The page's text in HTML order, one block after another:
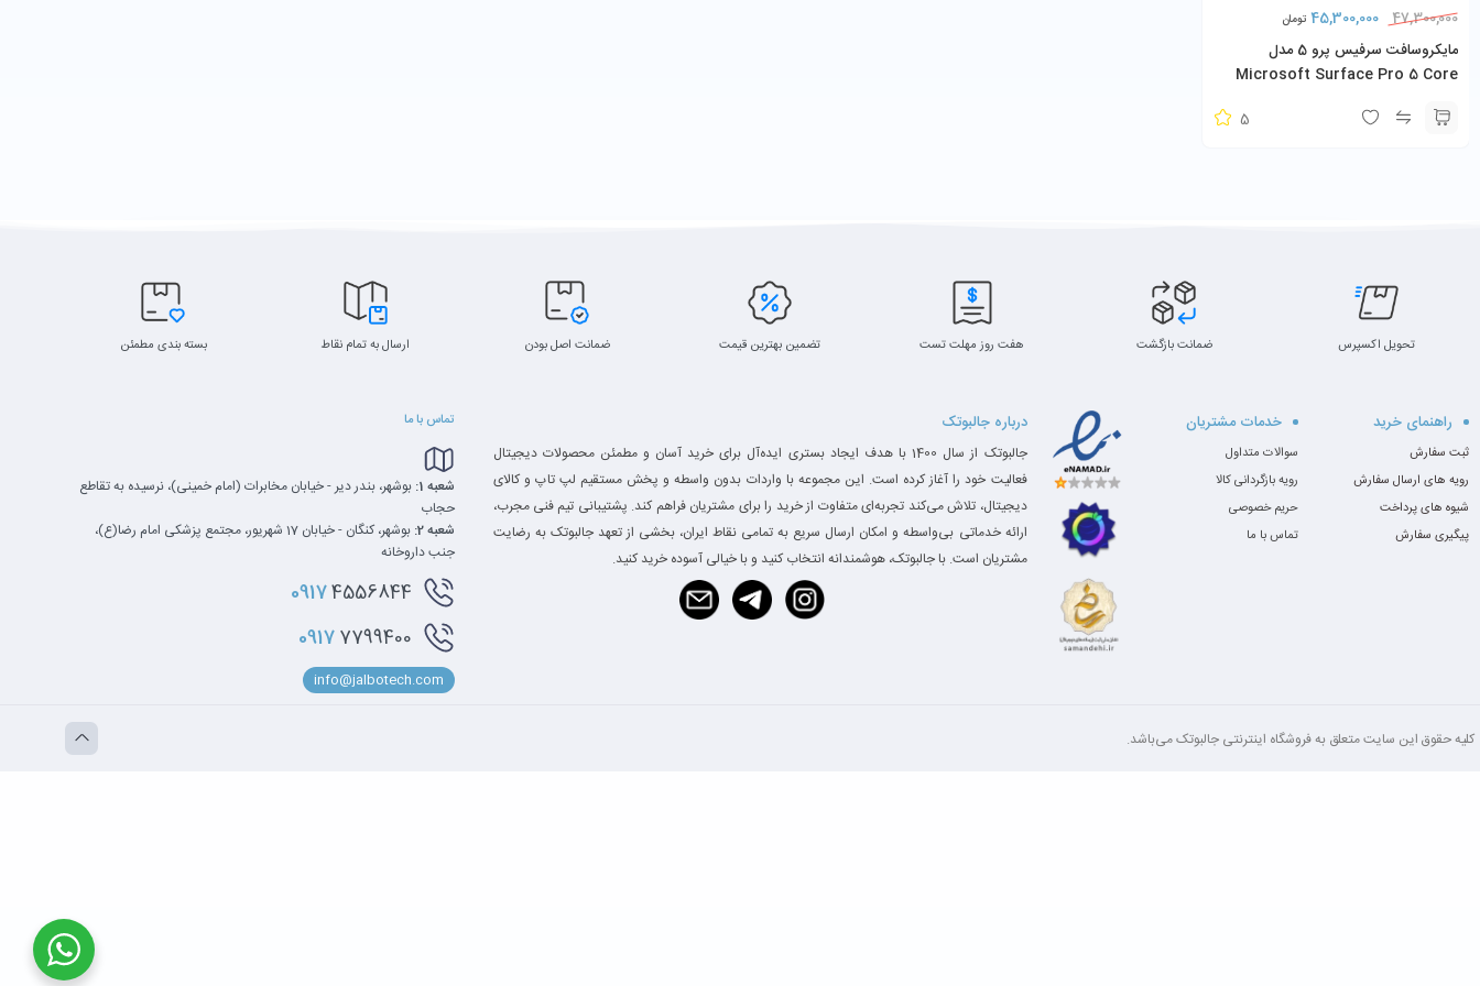
پورت ها و اتصالات
عرضه شده، از این رو می‌توانیم بگوییم که لپ‌تاپ از طریق درگاه فوق‌الذکر هم شارژ می‌شود.
47,300,000
45,300,000 تومان
مایکروسافت سرفیس پرو 5 مدل
Microsoft Surface Pro 5 Core
کیبورد و شارژر
5
تحویل اکسپرس ضمانت بازگشت هفت روز مهلت تست تضمین بهترین قیمت ضمانت اصل بودن ارسال به تمام نقاط بسته بندی مطمئن
راهنمای خرید
ثبت سفارش
رویه های ارسال سفارش
شیوه های پرداخت
پیگیری سفارش
خدمات مشتریان
سوالات متداول
رویه بازگردانی کالا
حریم خصوصی
تماس با ما
درباره جالبوتک
جالبوتک از سال 1400 با هدف ایجاد بستری ایده‌آل برای خرید آسان و مطمئن محصولات دیجیتال
فعالیت خود را آغاز کرده است. این مجموعه با واردات بدون واسطه و پخش مستقیم لپ تاپ و کالای
دیجیتال، تلاش می‌کند تجربه‌ای متفاوت از خرید را برای مشتریان فراهم کند. پشتیبانی تیم فنی مجرب،
ارائه خدماتی بی‌واسطه و امکان ارسال سریع به تمامی نقاط ایران، بخشی از تعهد جالبوتک به رضایت
مشتریان است. با جالبوتک، هوشمندانه انتخاب کنید و با خیالی آسوده خرید کنید.
تماس با ما
شعبه 1:
بوشهر، بندر دیر - خیابان مخابرات (امام خمینی)، نرسیده به تقاطع
حجاب
شعبه 2:
بوشهر، کنگان - خیابان 17 شهریور، مجتمع پزشکی امام رضا(ع)،
جنب داروخانه
09174556844
09177799400
info@jalbotech.com
کلیه‌ حقوق این سایت متعلق به فروشگاه اینترنتی جالبوتک می‌باشد.